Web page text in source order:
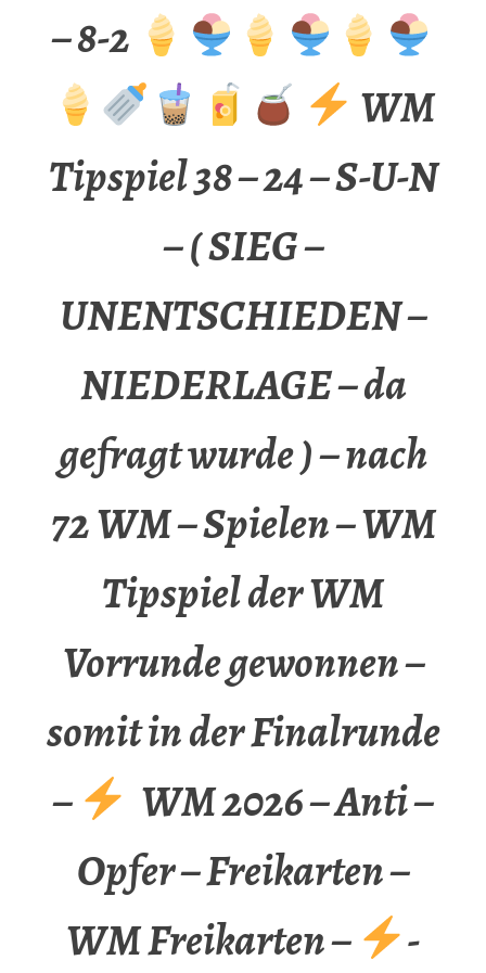
– 8-2
WM
Tipspiel 38 – 24 – S-U-N
– ( SIEG –
UNENTSCHIEDEN –
NIEDERLAGE – da
gefragt wurde ) – nach
72 WM – Spielen – WM
Tipspiel der WM
Vorrunde gewonnen –
somit in der Finalrunde
–
WM 2026 – Anti –
Opfer – Freikarten –
WM Freikarten –
-